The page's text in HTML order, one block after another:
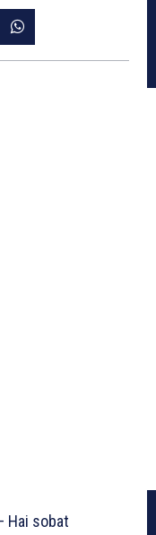
Hai sobat